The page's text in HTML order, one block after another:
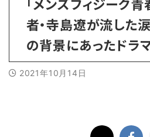
者・寺島遼が流した
の背景にあったドラ
2021年10月14日